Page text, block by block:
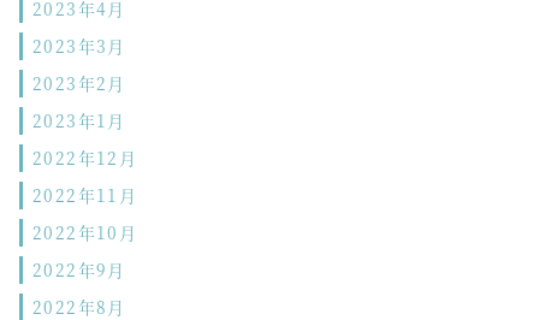
2023年4月
2023年3月
2023年2月
2023年1月
2022年12月
2022年11月
2022年10月
2022年9月
2022年8月